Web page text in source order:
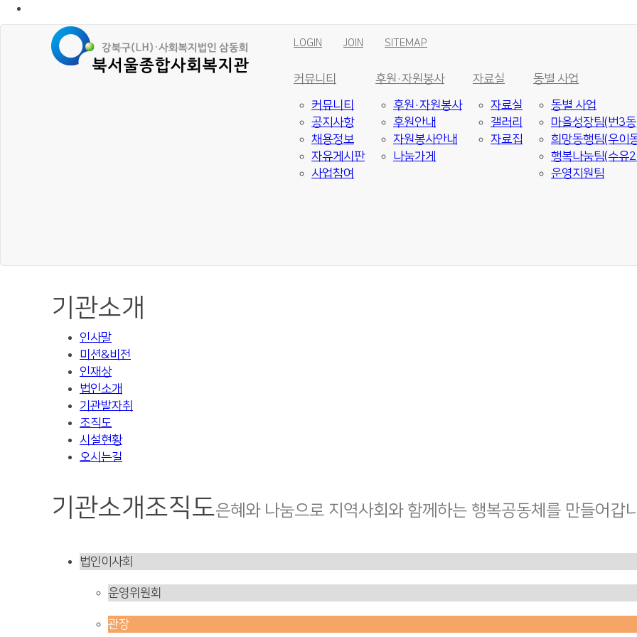
LOGIN JOIN SITEMAP
커뮤니티
커뮤니티
공지사항
채용정보
자유게시판
사업참여
후원·자원봉사
후원·자원봉사
후원안내
자원봉사안내
나눔가게
자료실
자료실
갤러리
자료집
동별 사업
동별 사업
마을성장팀(번3
희망동행팀(우이
행복나눔팀(수유
운영지원팀
기관소개
인사말
미션&비전
인재상
법인소개
기관발자취
조직도
시설현황
오시는길
기관소개조직도은혜와 나눔으로 지역사회와 함께하는 행복공동체를 만들어갑
법인이사회
운영위원회
관장